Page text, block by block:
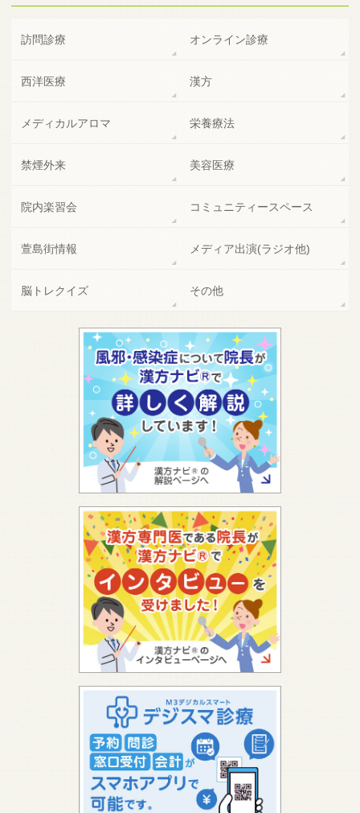
訪問診療 オンライン診療
西洋医療 漢方
メディカルアロマ 栄養療法
禁煙外来 美容医療
院内楽習会 コミュニティースペース
萱島街情報 メディア出演(ラジオ他)
脳トレクイズ その他